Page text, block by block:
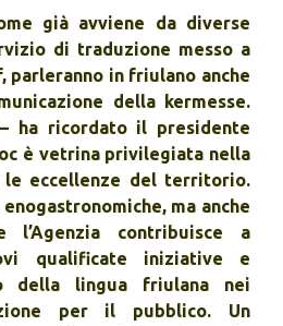
già avviene da diverse
di traduzione messo a
parleranno in friulano anche
della kermesse.
ha ricordato il presidente
è vetrina privilegiata nella
le eccellenze del territorio.
ma anche
l’Agenzia contribuisce a
qualificate iniziative e
della lingua friulana nei
per il pubblico. Un